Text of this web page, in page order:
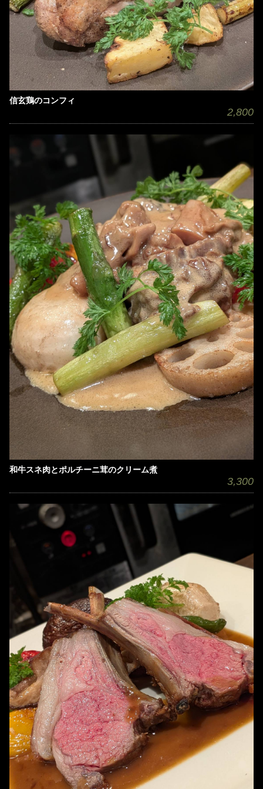
信玄鶏のコンフィ
2,800
和牛スネ肉とポルチーニ茸のクリーム煮
3,300